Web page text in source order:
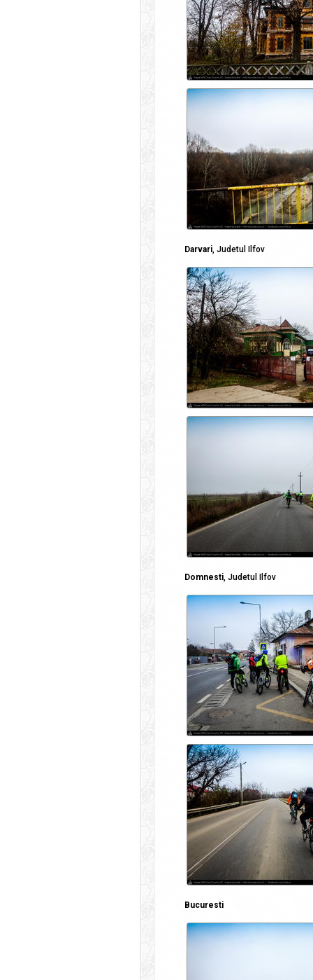
Darvari, Judetul Ilfov
Domnesti, Judetul Ilfov
Bucuresti